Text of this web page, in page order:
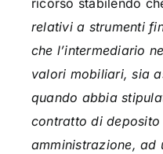
ricorso stabilendo
relativi a strumenti
che l’intermediario
valori mobiliari, sia
quando abbia
contratto di
amministrazione, ad